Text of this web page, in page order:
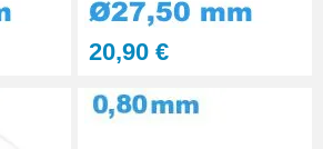
Kit polissage pâte diamantée
matériaux durs 6 seringues
20,90 €